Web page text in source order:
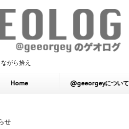
がら拾え
Home @geeorgeyについて
せ